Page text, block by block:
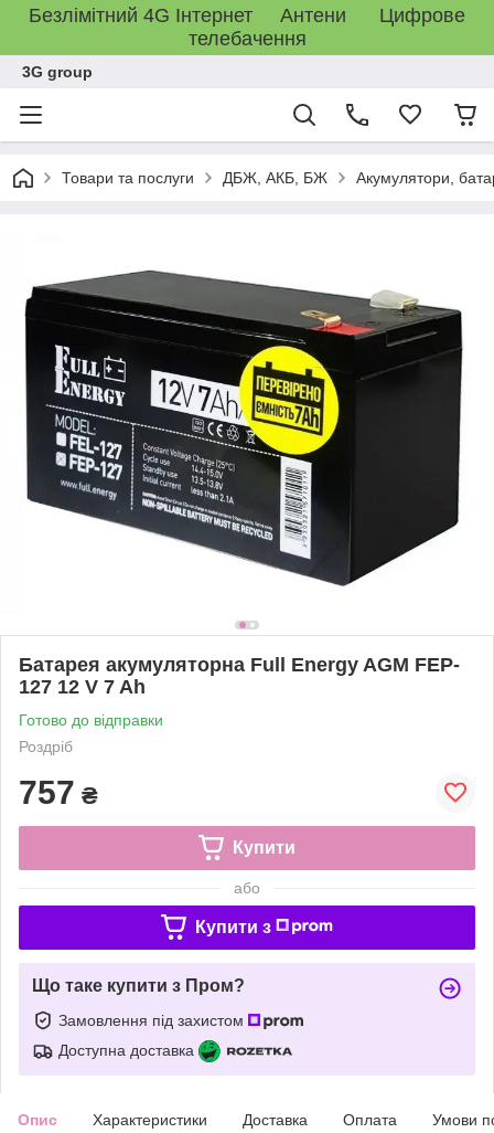
Безлімітний 4G Інтернет Антени Цифрове
телебачення
3G group
Товари та послуги ДБЖ, АКБ, БЖ Акумулятори,
Батарея акумуляторна Full Energy AGM FEP-
127 12 V 7 Ah
Готово до відправки
Роздріб
757 ₴
Купити
або
Купити з
Що таке купити з Пром?
Замовлення під захистом
Доступна доставка
Опис Характеристики Доставка Оплата Умови